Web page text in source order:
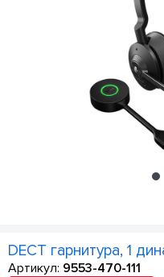
DECT гарнитура, 1
Артикул: 9553-470-111